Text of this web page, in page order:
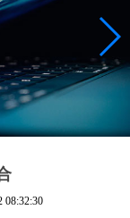
08:32:30